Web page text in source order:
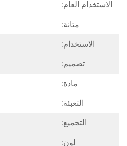
الاستخدام العام:
متانة:
الاستخدام:
تصميم:
مادة:
التعبئة:
التجميع:
لون: